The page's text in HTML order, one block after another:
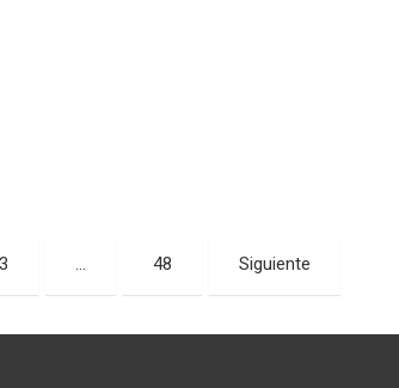
… 48 Siguiente